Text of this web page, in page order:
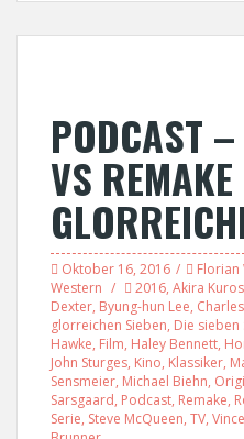
PODCAST
VS
Oktober 16, 2016 Florian
Western
2016, Akira
Dexter, Byung-hun Lee,
glorreichen Sieben, Die sieben
Hawke, Film, Haley Bennett,
John Sturges, Kino, Klassiker,
Sensmeier, Michael Biehn,
Sarsgaard, Podcast, Remake,
Serie, Steve McQueen, TV,